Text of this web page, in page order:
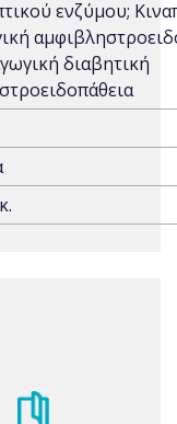
ενζύμου;
διαβητική